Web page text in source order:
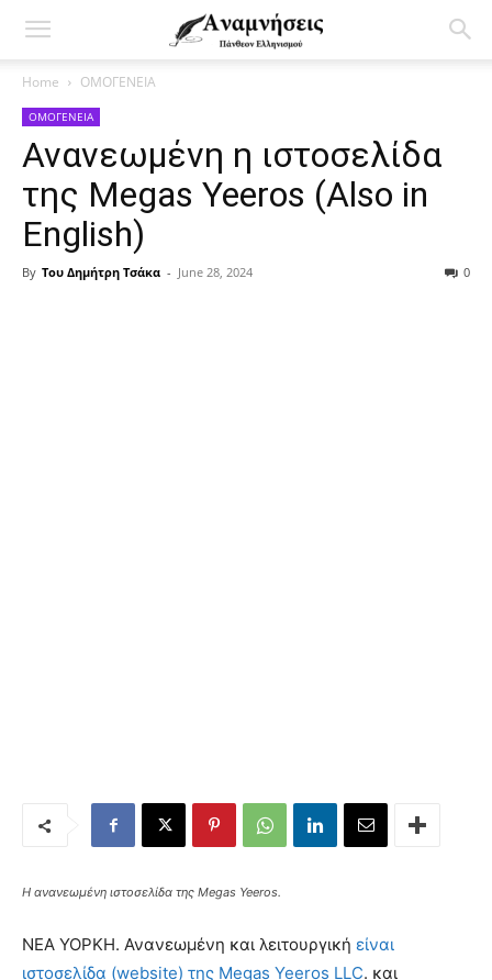
Home ΟΜΟΓΕΝΕΙΑ
ΟΜΟΓΕΝΕΙΑ
Ανανεωμένη η ιστοσελίδα
της Megas Yeeros (Also in
English)
By Του Δημήτρη Τσάκα - June 28, 2024 0
Η ανανεωμένη ιστοσελίδα της Megas Yeeros.
ΝΕΑ ΥΟΡΚΗ. Ανανεωμένη και λειτουργική είναι
ιστοσελίδα (website) της Megas Yeeros LLC. και